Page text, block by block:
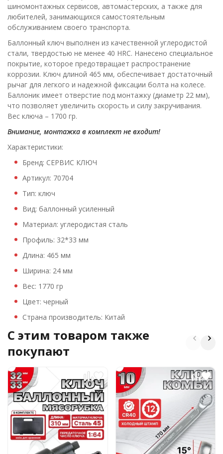
шиномонтажных сервисов, автомастерских, а также для
любителей, занимающихся самостоятельным
обслуживанием своего транспорта.
Баллонный ключ выполнен из качественной углеродистой
стали, твердостью не менее 40 HRC. Нанесено специальное
покрытие, которое предотвращает распространение
коррозии. Ключ длиной 465 мм, обеспечивает достаточный
рычаг для легкого и надежной фиксации болта на колесе.
Баллоник имеет отверстие под монтажку (диаметр 22 мм),
что позволяет увеличить скорость и силу закручивания.
Вес ключа – 1700 гр.
Внимание, монтажка в комплект не входит!
Характеристики:
Бренд: СЕРВИС КЛЮЧ
Артикул: 70704
Тип: ключ
Вид: баллонный усиленный
Материал: углеродистая сталь
Профиль: 32*33 мм
Длина: 465 мм
Ширина: 24 мм
Вес: 1770 гр
Цвет: черный
Страна производитель: Китай
C этим товаром также
покупают